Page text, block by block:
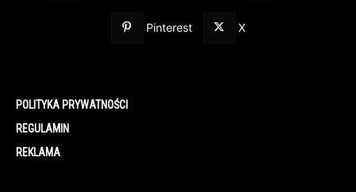
Pinterest X
POLITYKA PRYWATNOŚCI
REGULAMIN
REKLAMA